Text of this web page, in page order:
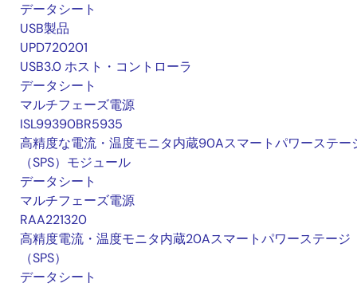
データシート
USB製品
UPD720201
USB3.0 ホスト・コントローラ
データシート
マルチフェーズ電源
ISL99390BR5935
高精度な電流・温度モニタ内蔵90Aスマートパワーステー
（SPS）モジュール
データシート
マルチフェーズ電源
RAA221320
高精度電流・温度モニタ内蔵20Aスマートパワーステージ
（SPS）
データシート